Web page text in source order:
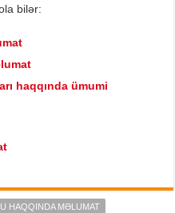
bilər:
haqqında ümumi
HAQQINDA MƏLUMAT